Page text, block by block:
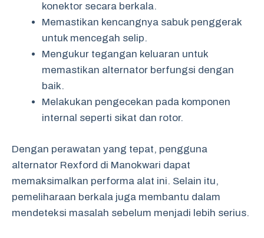
konektor secara berkala.
Memastikan kencangnya sabuk penggerak
untuk mencegah selip.
Mengukur tegangan keluaran untuk
memastikan alternator berfungsi dengan
baik.
Melakukan pengecekan pada komponen
internal seperti sikat dan rotor.
Dengan perawatan yang tepat, pengguna
alternator Rexford di Manokwari dapat
memaksimalkan performa alat ini. Selain itu,
pemeliharaan berkala juga membantu dalam
mendeteksi masalah sebelum menjadi lebih serius.